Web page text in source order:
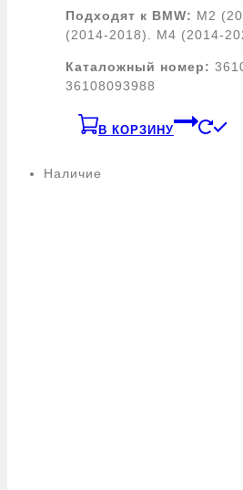
Подходят к BMW: M2
(2014-2018). M4 (2014-
Каталожный номер:
36108093988
В КОРЗИНУ
Наличие